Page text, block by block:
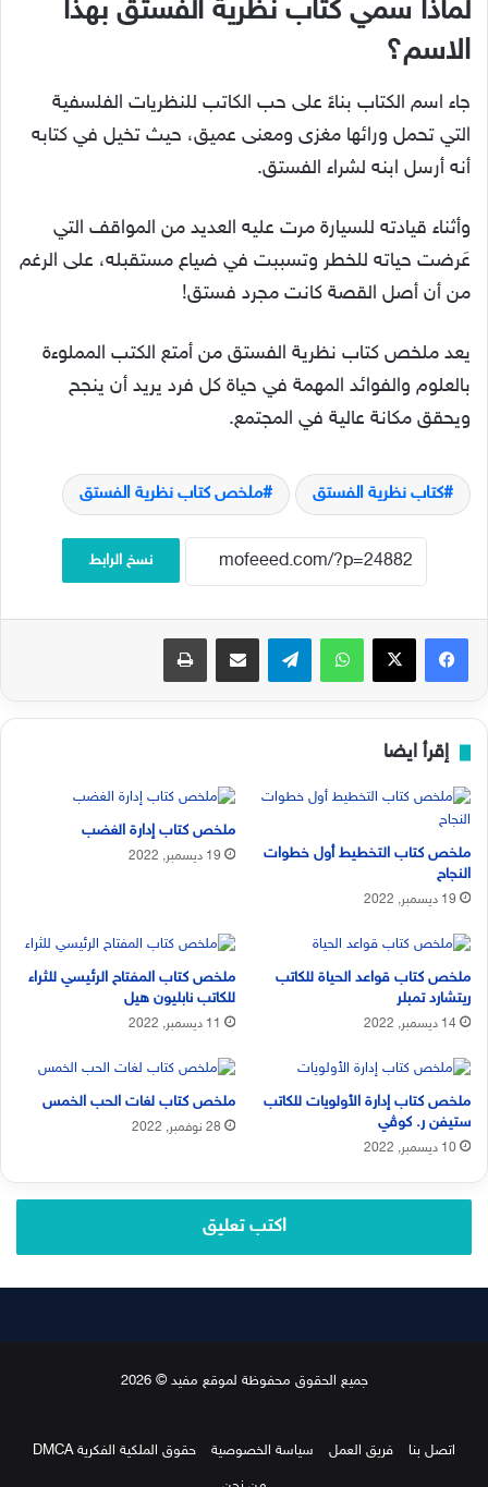
لماذا سمي كتاب نظرية الفستق بهذا
الاسم؟
جاء اسم الكتاب بناءً على حب الكاتب للنظريات الفلسفية
التي تحمل ورائها مغزى ومعنى عميق، حيث تخيل في كتابه
أنه أرسل ابنه لشراء الفستق.
وأثناء قيادته للسيارة مرت عليه العديد من المواقف التي
عَرضت حياته للخطر وتسببت في ضياع مستقبله، على الرغم
من أن أصل القصة كانت مجرد فستق!
يعد ملخص كتاب نظرية الفستق من أمتع الكتب المملوءة
بالعلوم والفوائد المهمة في حياة كل فرد يريد أن ينجح
ويحقق مكانة عالية في المجتمع.
كتاب نظرية الفستق ملخص كتاب نظرية الفستق
نسخ الرابط
فيسبوك‫X واتساب تيلقرام مشاركة عبر البريد طباعة
إقرأ ايضا
ملخص كتاب التخطيط أول خطوات
النجاح
19 ديسمبر, 2022
ملخص كتاب إدارة الغضب
19 ديسمبر, 2022
ملخص كتاب قواعد الحياة للكاتب
ريتشارد تمبلر
14 ديسمبر, 2022
ملخص كتاب المفتاح الرئيسي للثراء
للكاتب نابليون هيل
11 ديسمبر, 2022
ملخص كتاب إدارة الأولويات للكاتب
ستيفن ر. كوڤي
10 ديسمبر, 2022
ملخص كتاب لغات الحب الخمس
28 نوفمبر, 2022
اكتب تعليق
جميع الحقوق محفوظة لموقع مفيد © 2026
اتصل بنا فريق العمل سياسة الخصوصية
حقوق الملكية الفكرية DMCA